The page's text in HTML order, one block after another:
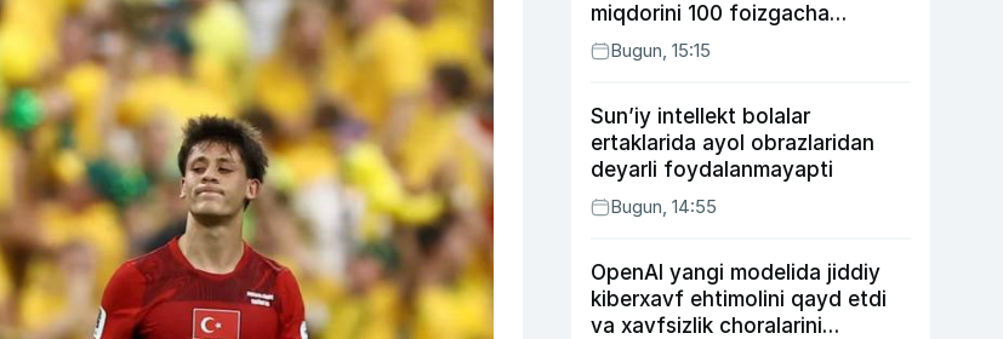
miqdorini 100 foizgacha
oshirishni nazarda tutuvchi
qonunni ma’qulladi
Bugun, 15:15
Sun’iy intellekt bolalar
ertaklarida ayol obrazlaridan
deyarli foydalanmayapti
Bugun, 14:55
OpenAI yangi modelida jiddiy
kiberxavf ehtimolini qayd etdi
va xavfsizlik choralarini